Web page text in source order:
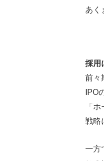
あく
採用
前々
IPO
「
戦略
一方